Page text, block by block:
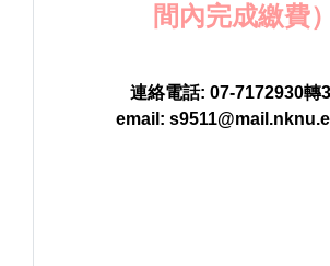
間內完成繳費）
連絡電話: 07-7172930轉
email: